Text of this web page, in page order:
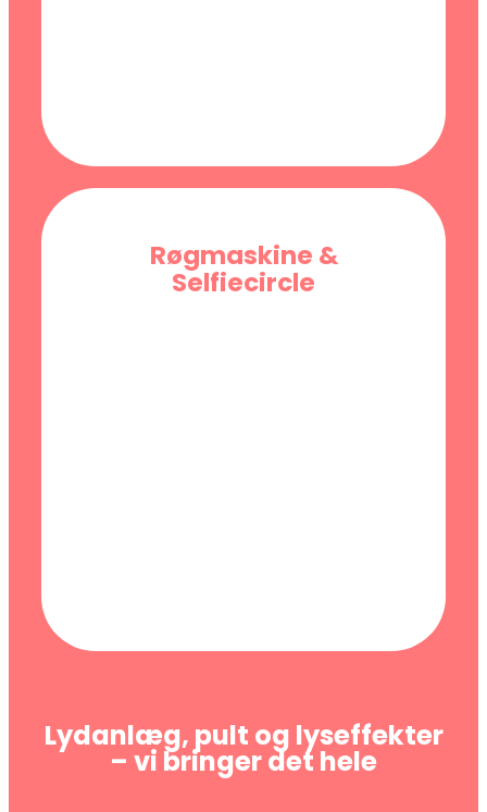
Røgmaskine &
Selfiecircle
Lydanlæg, pult og lyseffekter
– vi bringer det hele